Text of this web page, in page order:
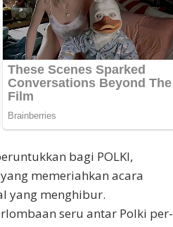
bagi POLKI,
memeriahkan acara
yang menghibur.
seru antar Polki per-